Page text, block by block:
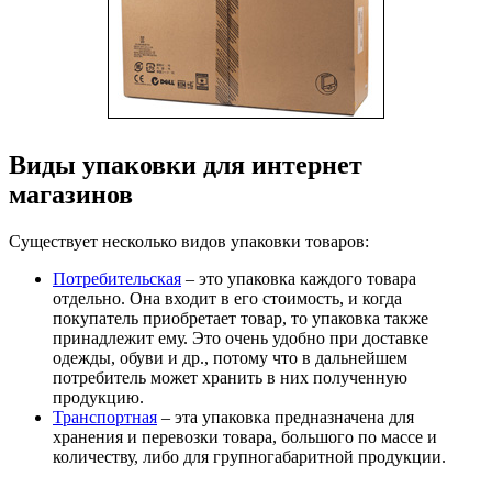
Виды упаковки для интернет
магазинов
Существует несколько видов упаковки товаров:
Потребительская – это упаковка каждого товара
отдельно. Она входит в его стоимость, и когда
покупатель приобретает товар, то упаковка также
принадлежит ему. Это очень удобно при доставке
одежды, обуви и др., потому что в дальнейшем
потребитель может хранить в них полученную
продукцию.
Транспортная – эта упаковка предназначена для
хранения и перевозки товара, большого по массе и
количеству, либо для групногабаритной продукции.